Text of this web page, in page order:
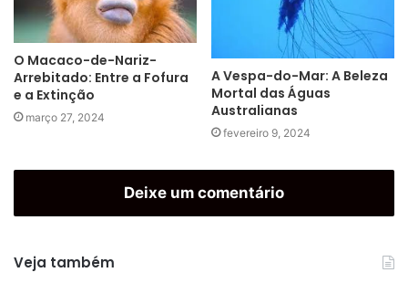
O Macaco-de-Nariz-
Arrebitado: Entre a Fofura
e a Extinção
março 27, 2024
A Vespa-do-Mar: A Beleza
Mortal das Águas
Australianas
fevereiro 9, 2024
Deixe um comentário
Veja também